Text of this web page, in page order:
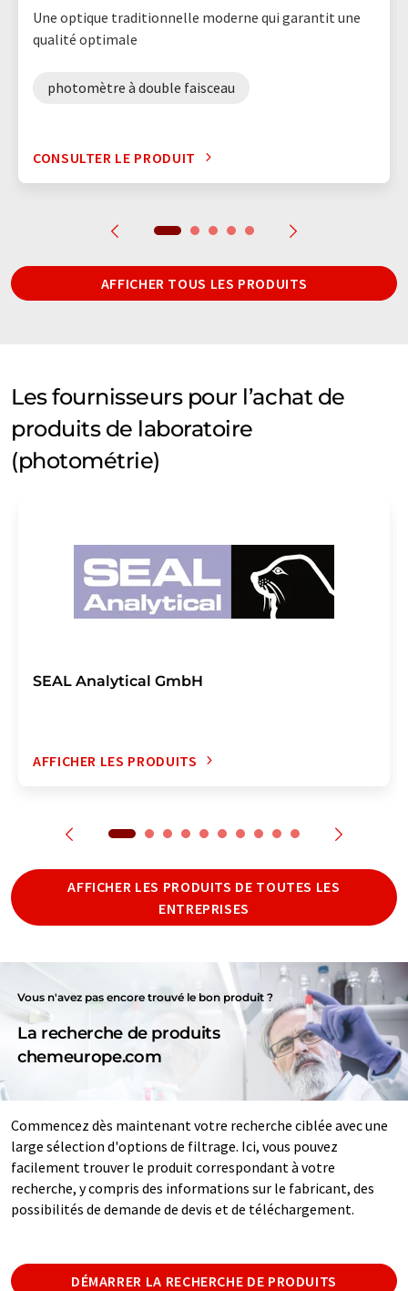
Une optique traditionnelle moderne qui garantit une
qualité optimale
photomètre à double faisceau
CONSULTER LE PRODUIT
AFFICHER TOUS LES PRODUITS
Les fournisseurs pour l’achat de
produits de laboratoire
(photométrie)
SEAL Analytical GmbH
AFFICHER LES PRODUITS
AFFICHER LES PRODUITS DE TOUTES LES
ENTREPRISES
Vous n'avez pas encore trouvé le bon produit ?
La recherche de produits
chemeurope.com
Commencez dès maintenant votre recherche ciblée avec une
large sélection d'options de filtrage. Ici, vous pouvez
facilement trouver le produit correspondant à votre
recherche, y compris des informations sur le fabricant, des
possibilités de demande de devis et de téléchargement.
DÉMARRER LA RECHERCHE DE PRODUITS